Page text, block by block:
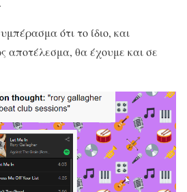
ότι το ίδιο, και
αποτέλεσμα, θα έχουμε και σε